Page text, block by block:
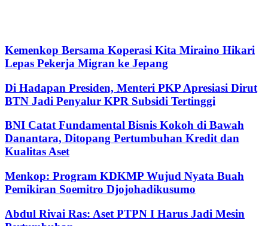
Kemenkop Bersama Koperasi Kita Miraino Hikari
Lepas Pekerja Migran ke Jepang
Di Hadapan Presiden, Menteri PKP Apresiasi Dirut
BTN Jadi Penyalur KPR Subsidi Tertinggi
BNI Catat Fundamental Bisnis Kokoh di Bawah
Danantara, Ditopang Pertumbuhan Kredit dan
Kualitas Aset
Menkop: Program KDKMP Wujud Nyata Buah
Pemikiran Soemitro Djojohadikusumo
Abdul Rivai Ras: Aset PTPN I Harus Jadi Mesin